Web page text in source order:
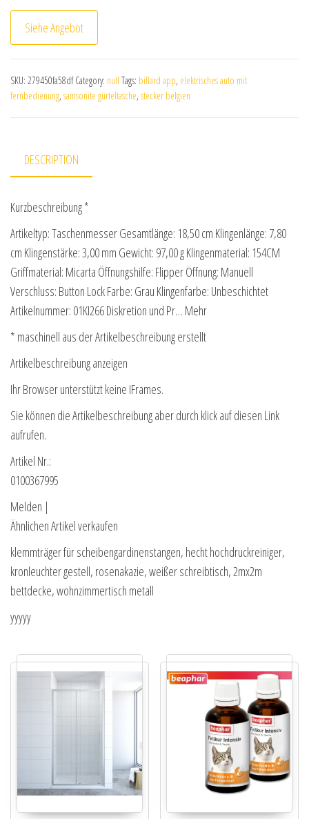
Siehe Angebot
SKU: 279450fa58df Category: null Tags: billard app, elektrisches auto mit
fernbedienung, samsonite gürteltasche, stecker belgien
DESCRIPTION
Kurzbeschreibung *
Artikeltyp: Taschenmesser Gesamtlänge: 18,50 cm Klingenlänge: 7,80
cm Klingenstärke: 3,00 mm Gewicht: 97,00 g Klingenmaterial: 154CM
Griffmaterial: Micarta Öffnungshilfe: Flipper Öffnung: Manuell
Verschluss: Button Lock Farbe: Grau Klingenfarbe: Unbeschichtet
Artikelnummer: 01KI266 Diskretion und Pr… Mehr
* maschinell aus der Artikelbeschreibung erstellt
Artikelbeschreibung anzeigen
Ihr Browser unterstützt keine IFrames.
Sie können die Artikelbeschreibung aber durch klick auf diesen Link
aufrufen.
Artikel Nr.:
0100367995
Melden |
Ähnlichen Artikel verkaufen
klemmträger für scheibengardinenstangen, hecht hochdruckreiniger,
kronleuchter gestell, rosenakazie, weißer schreibtisch, 2mx2m
bettdecke, wohnzimmertisch metall
yyyyy